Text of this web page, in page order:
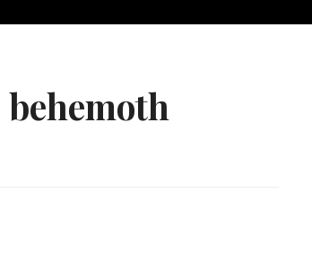
behemoth